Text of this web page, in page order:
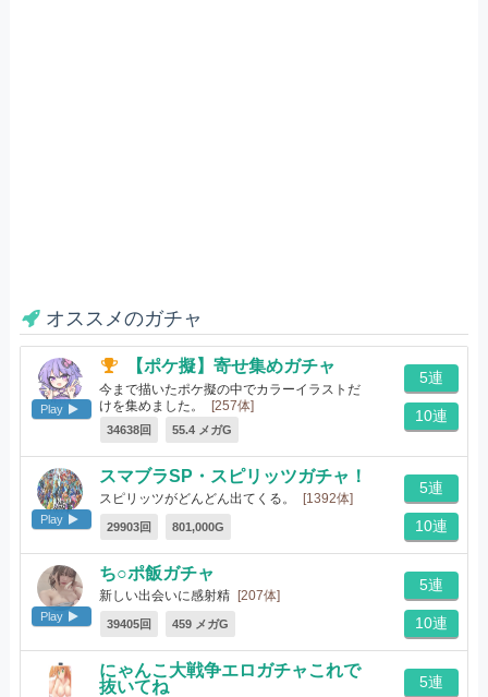
オススメのガチャ
Play
【ポケ擬】寄せ集めガチャ
今まで描いたポケ擬の中でカラーイラストだ
けを集めました。
[257体]
34638回 55.4 メガG
5連
10連
Play
スマブラSP・スピリッツガチャ！
スピリッツがどんどん出てくる。 [1392体]
29903回 801,000G
5連
10連
Play
ち○ポ飯ガチャ
新しい出会いに感射精 [207体]
39405回 459 メガG
5連
10連
にゃんこ大戦争エロガチャこれで
抜いてね
5連